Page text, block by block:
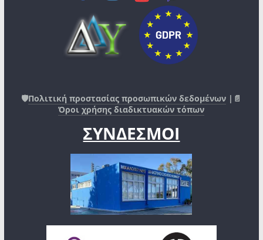
🛡️Πολιτική προστασίας προσωπικών δεδομένων |📄
Όροι χρήσης διαδικτυακών τόπων
ΣΥΝΔΕΣΜΟΙ